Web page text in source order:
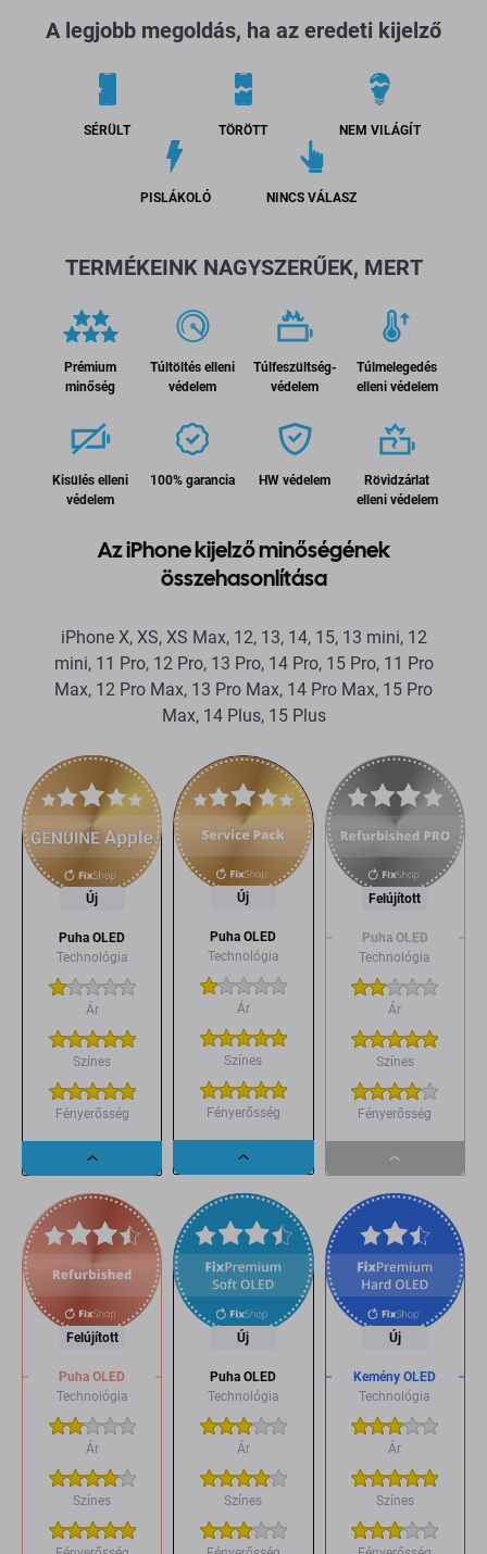
A legjobb megoldás, ha az eredeti kijelző
SÉRÜLT TÖRÖTT NEM VILÁGÍT
PISLÁKOLÓ NINCS VÁLASZ
TERMÉKEINK NAGYSZERŰEK, MERT
Prémium
minőség
Túltöltés elleni
védelem
Túlfeszültség-
védelem
Túlmelegedés
elleni védelem
Kisülés elleni
védelem
100% garancia HW védelem
Rövidzárlat
elleni védelem
Az iPhone kijelző minőségének
összehasonlítása
iPhone X, XS, XS Max, 12, 13, 14, 15, 13 mini, 12
mini, 11 Pro, 12 Pro, 13 Pro, 14 Pro, 15 Pro, 11 Pro
Max, 12 Pro Max, 13 Pro Max, 14 Pro Max, 15 Pro
Max, 14 Plus, 15 Plus
Új
Puha OLED
Technológia
Ár
Színes
Fényerősség
Dropdown
button
Új
Puha OLED
Technológia
Ár
Színes
Fényerősség
Dropdown
button
Felújított
Puha OLED
Technológia
Ár
Színes
Fényerősség
Dropdown
button
Felújított
Puha OLED
Technológia
Ár
Színes
Új
Puha OLED
Technológia
Ár
Színes
Új
Kemény OLED
Technológia
Ár
Színes